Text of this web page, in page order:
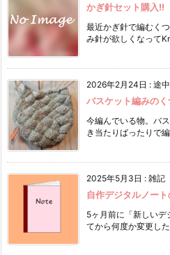
かぎ針セット購入!!
最近かぎ針で編むく
み針が欲しくなって
2026年2月24日 : 途
バスケット編みの
今編んでいる物。バ
き当たりばったりで
2025年5月3日 : 雑記
自作デジタルノー
5ヶ月前に「新しい
てから何度か変更し